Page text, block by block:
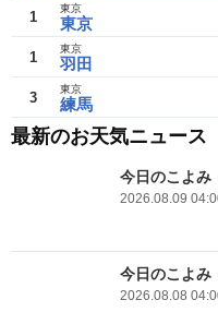
1 東京
東京
1 羽田
東京
3 練馬
東京
最新のお天気ニュース
今日のこよみ
2026.08.09
今日のこよみ
2026.08.08